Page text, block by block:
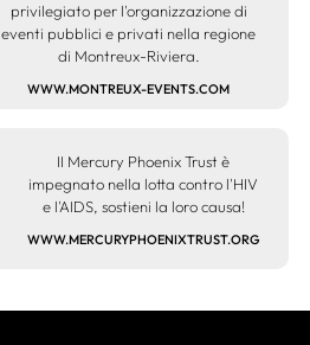
WWW.MONTREUX-EVENTS.COM
privilegiato per l'organizzazione di
eventi pubblici e privati nella regione
di Montreux-Riviera.
WWW.MERCURYPHOENIXTRUST.ORG
II Mercury Phoenix Trust è
impegnato nella lotta contro l'HIV
e l'AIDS, sostieni la loro causa!